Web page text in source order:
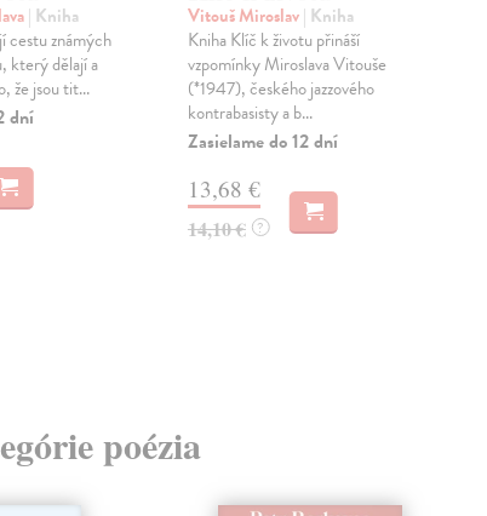
| Kniha
cestu známých
který dělají a
že jsou tit...
dní
Vitouš Miroslav| Kniha
Kniha Klíč k životu přináší
vzpomínky Miroslava Vitouše
(*1947), českého jazzového
kontrabasisty a b...
Zasielame do 12 dní
13,68 €
14,10 € ?
poézia